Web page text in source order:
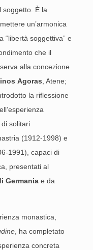
soggetto. È la
un’armonica
“libertà soggettiva” e
che il
alla concezione
Agoras , Atene;
la riflessione
solitari
(1912-1998) e
1991), capaci di
presentati al
Germania e da
monastica,
, ha completato
concreta